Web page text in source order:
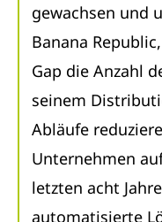
gewachsen und
Banana
Gap die Anzahl
seinem
Abläufe
Unternehmen
letzten acht
automatisierte